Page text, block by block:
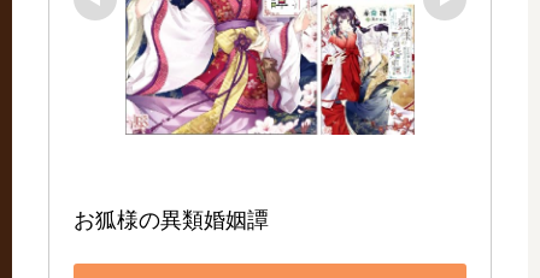
お狐様の異類婚姻譚